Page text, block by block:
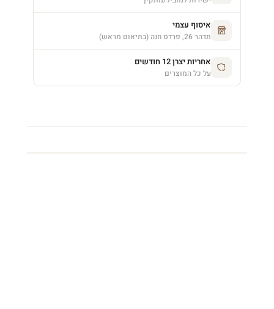
איסוף עצמי
תדהר 26, פרדס חנה (בתיאום מראש)
אחריות יצרן 12 חודשים
על כל המוצרים